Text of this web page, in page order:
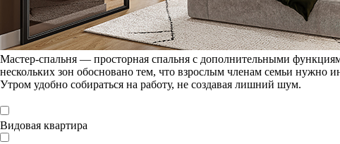
Мастер-спальня — просторная спальня с дополнительными
нескольких зон обосновано тем, что взрослым членам семьи нужно
Утром удобно собираться на работу, не создавая лишний шум.
Видовая квартира